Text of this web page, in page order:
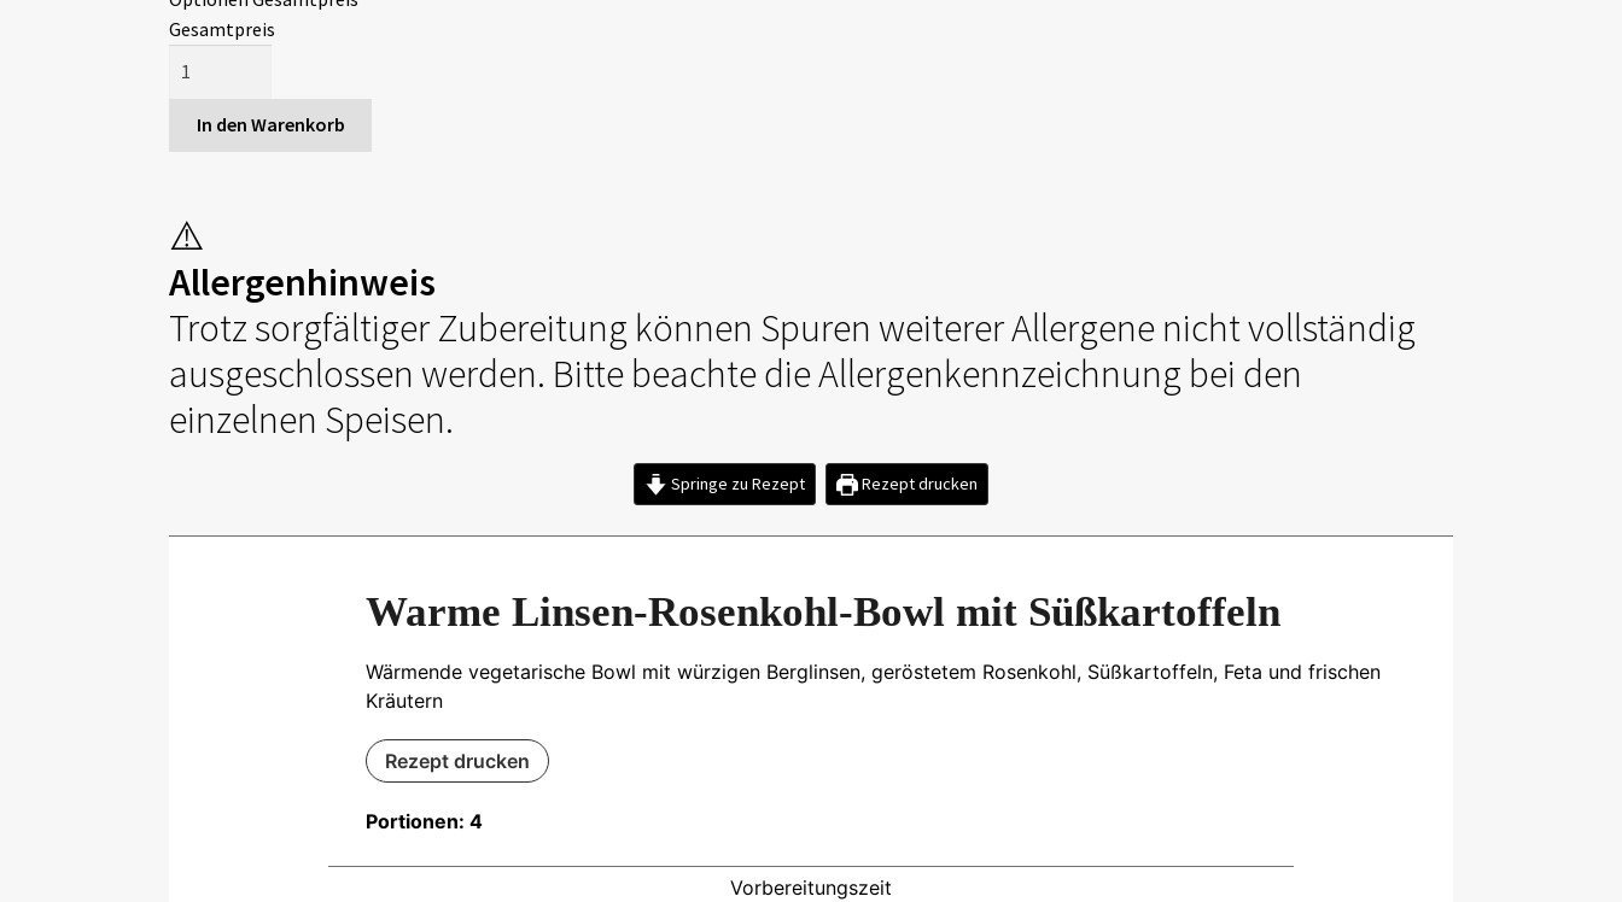
Gesamtpreis
Rosenkohl-
Menge
In den Warenkorb
⚠️
Allergenhinweis
Trotz sorgfältiger Zubereitung können Spuren weiterer Allergene nicht vollständig
ausgeschlossen werden. Bitte beachte die Allergenkennzeichnung bei den
einzelnen Speisen.
Springe zu Rezept Rezept drucken
Warme Linsen-Rosenkohl-Bowl mit Süßkartoffeln
Wärmende vegetarische Bowl mit würzigen Berglinsen, geröstetem Rosenkohl, Süßkartoffeln, Feta und frischen
Kräutern
Rezept drucken
Portionen:4
Vorbereitungszeit